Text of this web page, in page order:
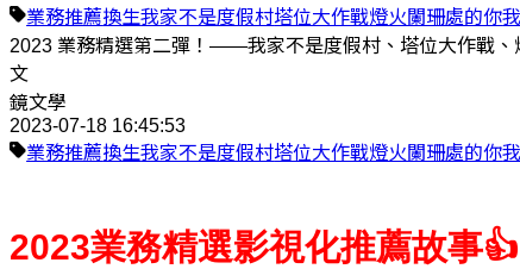
業務推薦換生我家不是度假村塔位大作戰燈火闌珊處的你
2023 業務精選第二彈！——我家不是度假村、塔位大作戰、
文
鏡文學
2023-07-18 16:45:53
業務推薦換生我家不是度假村塔位大作戰燈火闌珊處的你
2023業務精選影視化推薦故事👍